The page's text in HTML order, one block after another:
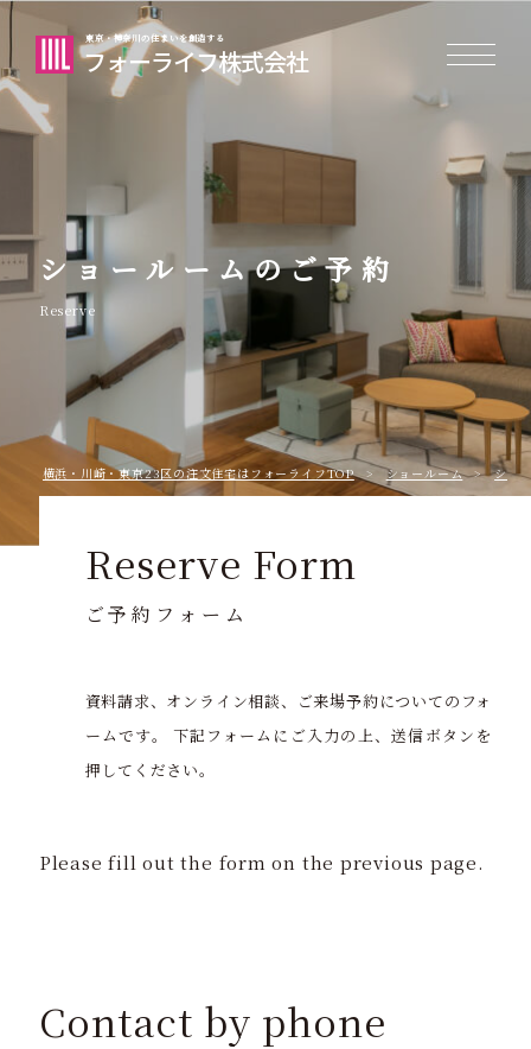
東京・神奈川の住まいを創造する
フォーライフ株式会社
ショールームのご予約
Reserve
横浜・川崎・東京23区の注⽂住宅はフォーライフTOP ショールーム ショ
Reserve Form
ご予約フォーム
資料請求、オンライン相談、ご来場予約についてのフォ
ームです。
下記フォームにご入力の上、送信ボタンを
押してください。
Please fill out the form on the previous page.
Contact by phone